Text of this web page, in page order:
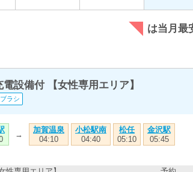
は当月最
備付 【女性専用エリア】
ラシ
→
加賀温泉
04:10
小松駅南
04:40
松任
05:10
金沢駅
05:45